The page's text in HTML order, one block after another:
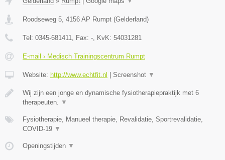
Roodseweg 5, 4156 AP Rumpt (Gelderland)
Tel: 0345-681411, Fax: -, KvK: 54031281
E-mail › Medisch Trainingscentrum Rumpt
Website: http://www.echtfit.nl Screenshot ▼
Wij zijn een jonge en dynamische fysiotherapiepraktijk met 6
therapeuten. ▼
Fysiotherapie, Manueel therapie, Revalidatie, Sportrevalidatie,
COVID-19 ▼
Openingstijden ▼